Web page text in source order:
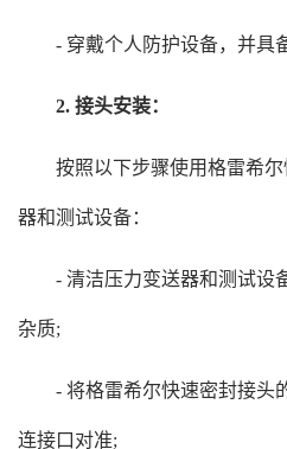
- 穿戴个人防护设备，并具备
2. 接头安装：
按照以下步骤使用格雷希尔
器和测试设备：
- 清洁压力变送器和测试设
杂质;
- 将格雷希尔快速密封接头
连接口对准;